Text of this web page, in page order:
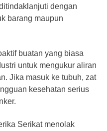
dengan
barang maupun
buatan yang biasa
untuk mengukur aliran
Jika masuk ke tubuh, zat
kesehatan serius
Serikat menolak